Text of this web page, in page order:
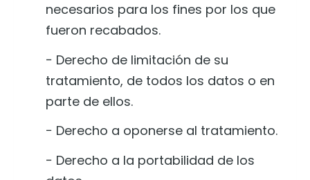
necesarios para los fines por los que
fueron recabados.
− Derecho de limitación de su
tratamiento, de todos los datos o en
parte de ellos.
− Derecho a oponerse al tratamiento.
− Derecho a la portabilidad de los